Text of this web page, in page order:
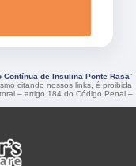
de Insulina Ponte Rasa"
citando nossos links, é proibida
– artigo 184 do Código Penal –